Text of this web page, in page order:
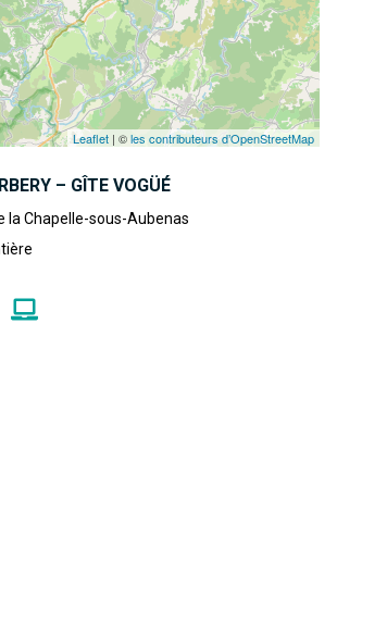
Leaflet | ©les contributeurs d’OpenStreetMap
– GÎTE VOGÜÉ
la Chapelle-sous-Aubenas